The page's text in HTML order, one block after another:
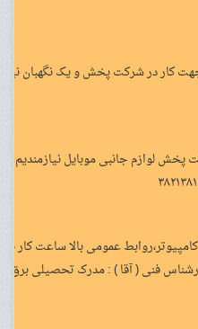
پخش و یک نگهبان نیازمندیم ۰۹۱۸۸۳۲۱۶۲۳ –
لوازم جانبی موبایل نیازمندیم